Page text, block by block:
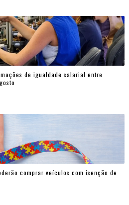
de igualdade salarial entre
comprar veículos com isenção de